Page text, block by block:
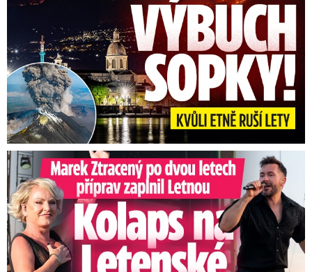
Marek Ztracený na Letné: Pártlová stopla koncert